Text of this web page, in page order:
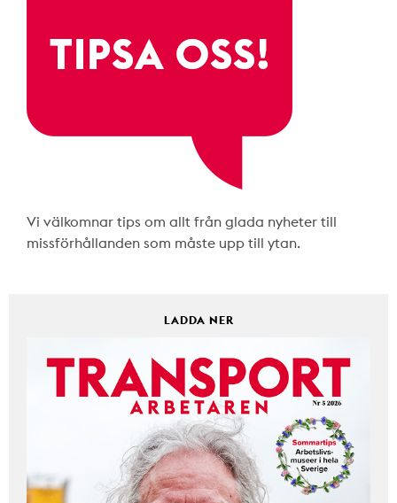
Vi välkomnar tips om allt från glada nyheter till
missförhållanden som måste upp till ytan.
LADDA NER